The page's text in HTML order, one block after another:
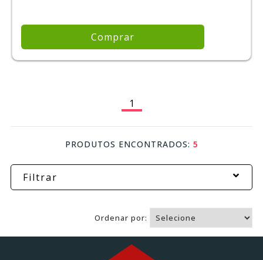
Comprar
1
PRODUTOS ENCONTRADOS: 5
Filtrar
Ordenar por: